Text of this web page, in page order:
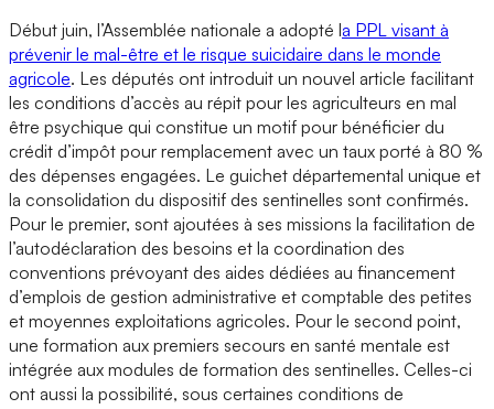
Début juin, l’Assemblée nationale a adopté la PPL visant à
prévenir le mal-être et le risque suicidaire dans le monde
agricole. Les députés ont introduit un nouvel article facilitant
les conditions d’accès au répit pour les agriculteurs en mal
être psychique qui constitue un motif pour bénéficier du
crédit d’impôt pour remplacement avec un taux porté à 80 %
des dépenses engagées. Le guichet départemental unique et
la consolidation du dispositif des sentinelles sont confirmés.
Pour le premier, sont ajoutées à ses missions la facilitation de
l’autodéclaration des besoins et la coordination des
conventions prévoyant des aides dédiées au financement
d’emplois de gestion administrative et comptable des petites
et moyennes exploitations agricoles. Pour le second point,
une formation aux premiers secours en santé mentale est
intégrée aux modules de formation des sentinelles. Celles-ci
ont aussi la possibilité, sous certaines conditions de